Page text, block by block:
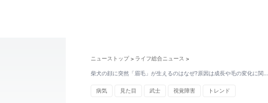
ニューストップ > ライフ総合ニュース >
柴犬の顔に突然「眉毛」が生えるのはなぜ?原因は成長や毛の変化に関…
病気 見た目 武士 視覚障害 トレンド